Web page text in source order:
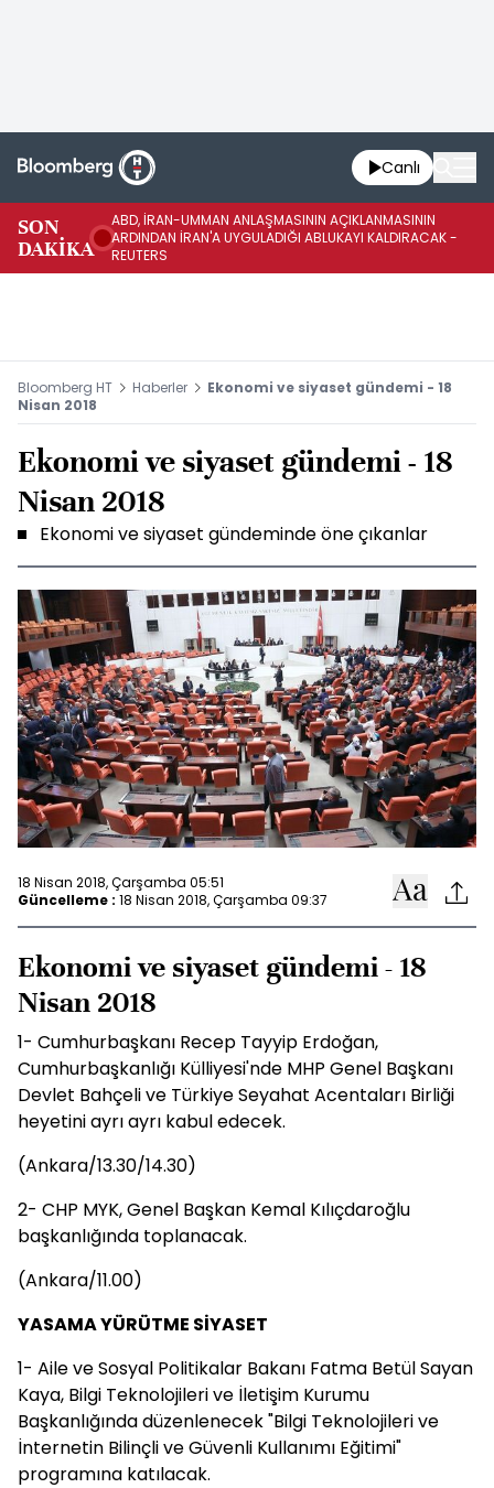
Canlı
SON
DAKİKA
ABD, İRAN-UMMAN ANLAŞMASININ AÇIKLANMASININ
ARDINDAN İRAN'A UYGULADIĞI ABLUKAYI KALDIRACAK -
REUTERS
Bloomberg HT Haberler
Ekonomi ve siyaset gündemi - 18
Nisan 2018
Ekonomi ve siyaset gündemi - 18
Nisan 2018
Ekonomi ve siyaset gündeminde öne çıkanlar
18 Nisan 2018, Çarşamba 05:51
Güncelleme : 18 Nisan 2018, Çarşamba 09:37
Ekonomi ve siyaset gündemi - 18
Nisan 2018
1- Cumhurbaşkanı Recep Tayyip Erdoğan,
Cumhurbaşkanlığı Külliyesi'nde MHP Genel Başkanı
Devlet Bahçeli ve Türkiye Seyahat Acentaları Birliği
heyetini ayrı ayrı kabul edecek.
(Ankara/13.30/14.30)
2- CHP MYK, Genel Başkan Kemal Kılıçdaroğlu
başkanlığında toplanacak.
(Ankara/11.00)
YASAMA YÜRÜTME SİYASET
1- Aile ve Sosyal Politikalar Bakanı Fatma Betül Sayan
Kaya, Bilgi Teknolojileri ve İletişim Kurumu
Başkanlığında düzenlenecek "Bilgi Teknolojileri ve
İnternetin Bilinçli ve Güvenli Kullanımı Eğitimi"
programına katılacak.